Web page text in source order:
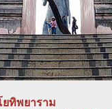
ทิพยาราม